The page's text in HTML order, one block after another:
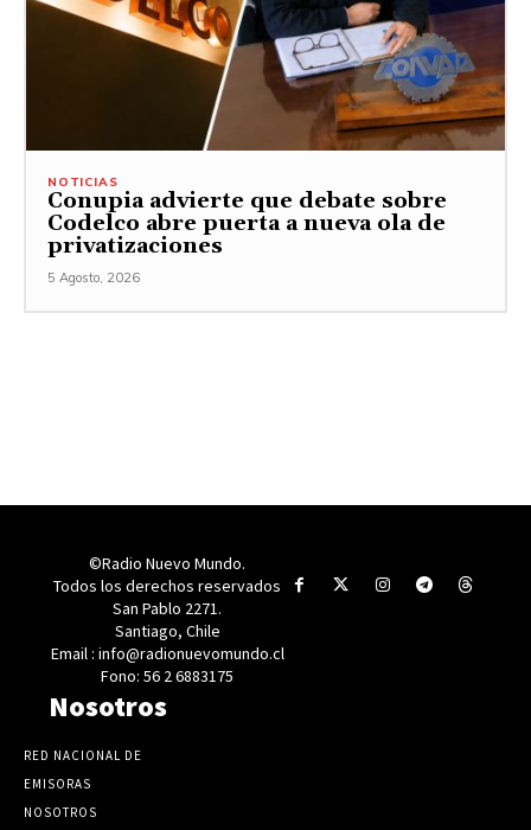
NOTICIAS
Conupia advierte que debate sobre
Codelco abre puerta a nueva ola de
privatizaciones
5 Agosto, 2026
©Radio Nuevo Mundo.
Todos los derechos reservados
San Pablo 2271.
Santiago, Chile
Email : info@radionuevomundo.cl
Fono: 56 2 6883175
Nosotros
RED NACIONAL DE
EMISORAS
NOSOTROS